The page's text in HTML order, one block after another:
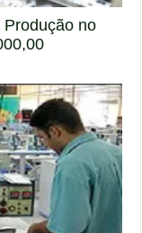
Produção no